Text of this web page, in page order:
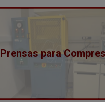
Prensas para